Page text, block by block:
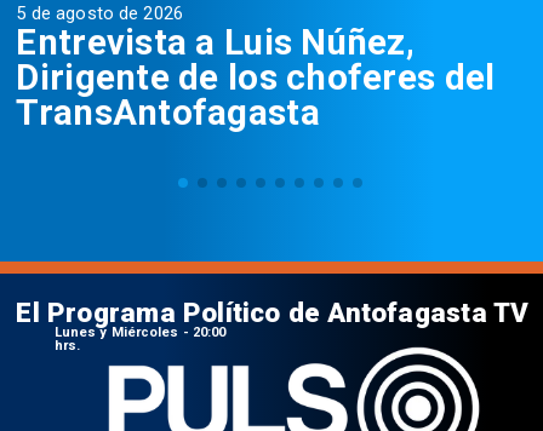
5 de agosto de 2026
Entrevista a Luis Núñez,
Dirigente de los choferes del
TransAntofagasta
El Programa Político de Antofagasta TV
Lunes y Miércoles - 20:00
hrs.